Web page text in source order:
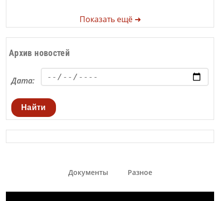
Показать ещё ➜
Архив новостей
Дата:
Найти
Документы Разное